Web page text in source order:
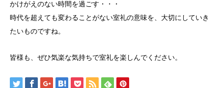
かけがえのない時間を過ごす・・・
時代を超えても変わることがない室礼の意味を、大切にしていき
たいものですね。
皆様も、ぜひ気楽な気持ちで室礼を楽しんでください。